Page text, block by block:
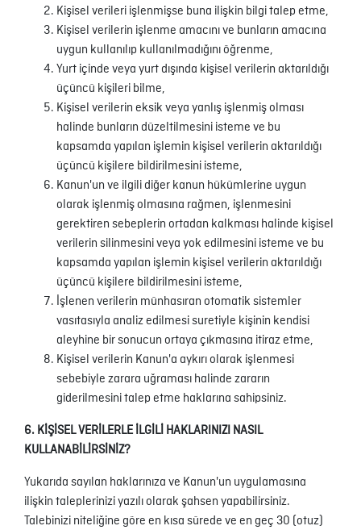
Kişisel verileri işlenmişse buna ilişkin bilgi talep etme,
Kişisel verilerin işlenme amacını ve bunların amacına
uygun kullanılıp kullanılmadığını öğrenme,
Yurt içinde veya yurt dışında kişisel verilerin aktarıldığı
üçüncü kişileri bilme,
Kişisel verilerin eksik veya yanlış işlenmiş olması
halinde bunların düzeltilmesini isteme ve bu
kapsamda yapılan işlemin kişisel verilerin aktarıldığı
üçüncü kişilere bildirilmesini isteme,
Kanun'un ve ilgili diğer kanun hükümlerine uygun
olarak işlenmiş olmasına rağmen, işlenmesini
gerektiren sebeplerin ortadan kalkması halinde kişisel
verilerin silinmesini veya yok edilmesini isteme ve bu
kapsamda yapılan işlemin kişisel verilerin aktarıldığı
üçüncü kişilere bildirilmesini isteme,
İşlenen verilerin münhasıran otomatik sistemler
vasıtasıyla analiz edilmesi suretiyle kişinin kendisi
aleyhine bir sonucun ortaya çıkmasına itiraz etme,
Kişisel verilerin Kanun'a aykırı olarak işlenmesi
sebebiyle zarara uğraması halinde zararın
giderilmesini talep etme haklarına sahipsiniz.
6. KİŞİSEL VERİLERLE İLGİLİ HAKLARINIZI NASIL
KULLANABİLİRSİNİZ?
Yukarıda sayılan haklarınıza ve Kanun'un uygulamasına
ilişkin taleplerinizi yazılı olarak şahsen yapabilirsiniz.
Talebinizi niteliğine göre en kısa sürede ve en geç 30 (otuz)